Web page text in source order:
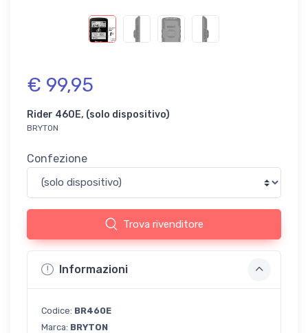
€ 99,95
Rider 460E, (solo dispositivo)
BRYTON
Confezione
Trova rivenditore
Informazioni
Codice: BR460E
Marca: BRYTON